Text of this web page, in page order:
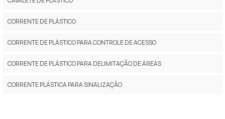
CORRENTE DE PLÁSTICO
CORRENTE DE PLÁSTICO PARA CONTROLE DE ACESSO
CORRENTE DE PLÁSTICO PARA DELIMITAÇÃO DE ÁREAS
CORRENTE PLÁSTICA PARA SINALIZAÇÃO